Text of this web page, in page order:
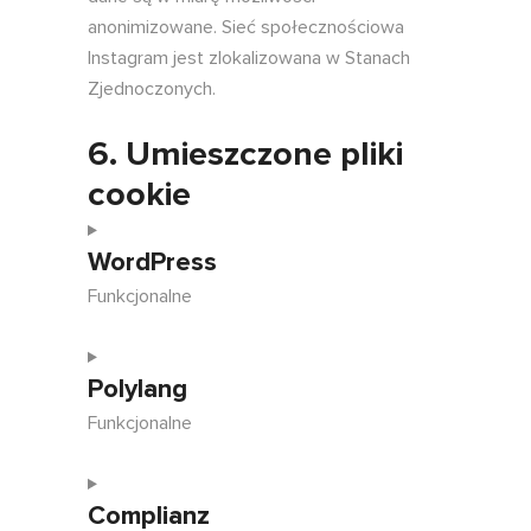
anonimizowane. Sieć społecznościowa
Instagram jest zlokalizowana w Stanach
Zjednoczonych.
6. Umieszczone pliki
cookie
WordPress
Funkcjonalne
Consent
to
service
Polylang
Funkcjonalne
Consent
to
Complianz